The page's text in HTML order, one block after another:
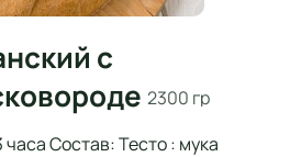
с
2300 гр
Состав: Тесто : мука